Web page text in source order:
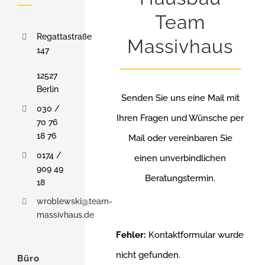
Regattastraße
147
12527
Berlin
030 /
70 76
18 76
0174 /
909 49
18
wroblewski@team-
massivhaus.de
Büro
Team
Massivhaus
Senden Sie uns eine Mail mit
Ihren Fragen und Wünsche per
Mail oder vereinbaren Sie
einen unverbindlichen
Beratungstermin.
Fehler: Kontaktformular wurde
nicht gefunden.